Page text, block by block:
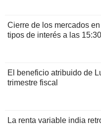
Cierre de los mercados
tipos de interés a las
El beneficio atribuido de
trimestre fiscal
La renta variable india